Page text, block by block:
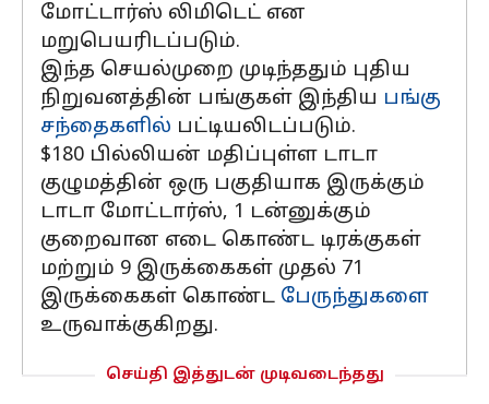
மோட்டார்ஸ் லிமிடெட் என
மறுபெயரிடப்படும்.
இந்த செயல்முறை முடிந்ததும் புதிய
நிறுவனத்தின் பங்குகள் இந்திய பங்கு
சந்தைகளில் பட்டியலிடப்படும்.
$180 பில்லியன் மதிப்புள்ள டாடா
குழுமத்தின் ஒரு பகுதியாக இருக்கும்
டாடா மோட்டார்ஸ், 1 டன்னுக்கும்
குறைவான எடை கொண்ட டிரக்குகள்
மற்றும் 9 இருக்கைகள் முதல் 71
இருக்கைகள் கொண்ட பேருந்துகளை
உருவாக்குகிறது.
செய்தி இத்துடன் முடிவடைந்தது